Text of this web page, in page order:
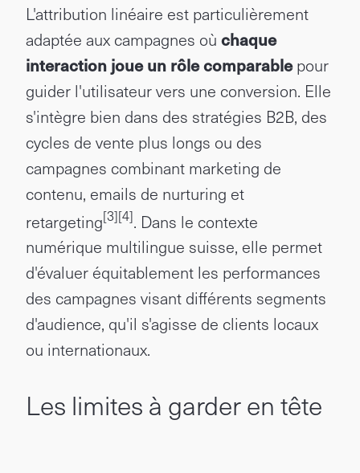
L'attribution linéaire est particulièrement
adaptée aux campagnes où chaque
interaction joue un rôle comparablepour
guider l'utilisateur vers une conversion. Elle
s'intègre bien dans des stratégies B2B, des
cycles de vente plus longs ou des
campagnes combinant marketing de
contenu, emails de nurturing et
retargeting[3][4]. Dans le contexte
numérique multilingue suisse, elle permet
d'évaluer équitablement les performances
des campagnes visant différents segments
d'audience, qu'il s'agisse de clients locaux
ou internationaux.
Les limites à garder en tête